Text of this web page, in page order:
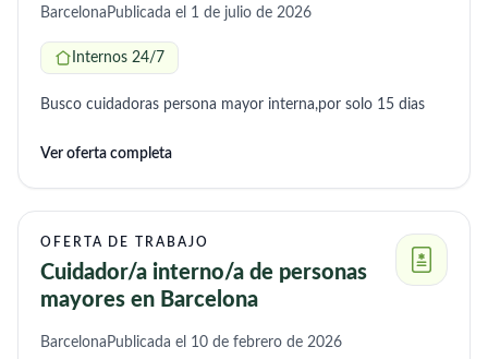
Barcelona Publicada el 1 de julio de 2026
Internos 24/7
Busco cuidadoras persona mayor interna,por solo 15 dias
Ver oferta completa
OFERTA DE TRABAJO
Cuidador/a interno/a de personas
mayores en Barcelona
Barcelona Publicada el 10 de febrero de 2026